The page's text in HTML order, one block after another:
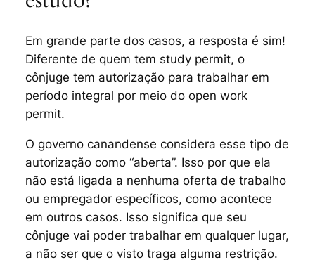
Em grande parte dos casos, a resposta é sim!
Diferente de quem tem study permit, o
cônjuge tem autorização para trabalhar em
período integral por meio do open work
permit.
O governo canandense considera esse tipo de
autorização como “aberta”. Isso por que ela
não está ligada a nenhuma oferta de trabalho
ou empregador específicos, como acontece
em outros casos. Isso significa que seu
cônjuge vai poder trabalhar em qualquer lugar,
a não ser que o visto traga alguma restrição.